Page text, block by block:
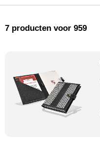
Mijn account
Meer Porsche
Porsche informatie
7 producten voor 959